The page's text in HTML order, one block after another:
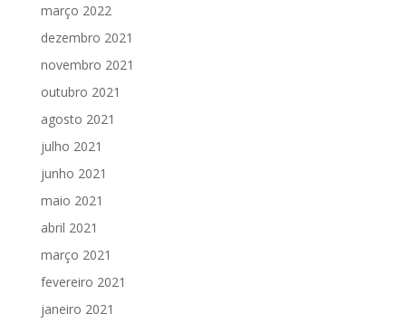
março 2022
dezembro 2021
novembro 2021
outubro 2021
agosto 2021
julho 2021
junho 2021
maio 2021
abril 2021
março 2021
fevereiro 2021
janeiro 2021